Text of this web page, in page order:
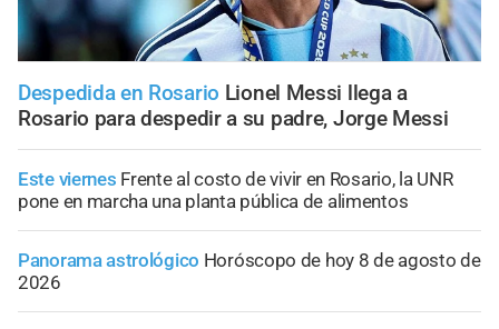
Despedida en Rosario Lionel Messi llega a
Rosario para despedir a su padre, Jorge Messi
Este viernes Frente al costo de vivir en Rosario, la UNR
pone en marcha una planta pública de alimentos
Panorama astrológico Horóscopo de hoy 8 de agosto de
2026